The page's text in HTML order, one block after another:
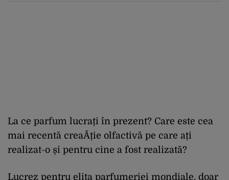
La ce parfum lucrați în prezent? Care este cea
mai recentă creaÂ­ție olfactivă pe care ați
realizat-o și pentru cine a fost realizată?
Lucrez pentru elita parfumeriei mondiale, doar